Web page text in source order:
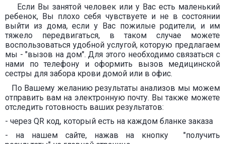
Если Вы занятой человек или у Вас есть маленький
ребенок, Вы плохо себя чувствуете и не в состоянии
выйти из дома, если у Вас пожилые родители, и им
тяжело передвигаться, в таком случае можете
воспользоваться удобной услугой, которую предлагаем
мы - "вызов на дом". Для этого необходимо связаться с
нами по телефону и оформить вызов медицинской
сестры для забора крови домой или в офис.
По Вашему желанию результаты анализов мы можем
отправить вам на электронную почту. Вы также можете
отследить готовность ваших результатов:
- через QR код, который есть на каждом бланке заказа
- на нашем сайте, нажав на кнопку "получить